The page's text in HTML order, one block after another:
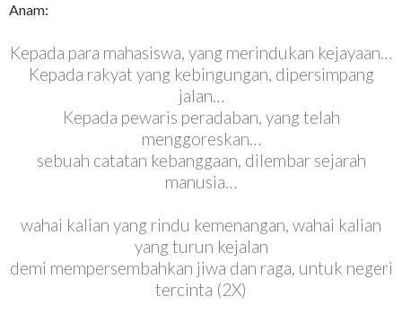
Anam:
Kepada para mahasiswa, yang merindukan kejayaan…
Kepada rakyat yang kebingungan, dipersimpang
jalan…
Kepada pewaris peradaban, yang telah
menggoreskan…
sebuah catatan kebanggaan, dilembar sejarah
manusia…
wahai kalian yang rindu kemenangan, wahai kalian
yang turun kejalan
demi mempersembahkan jiwa dan raga, untuk negeri
tercinta (2X)